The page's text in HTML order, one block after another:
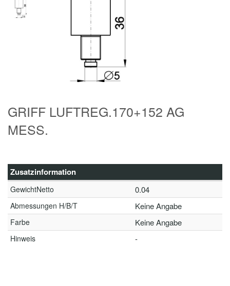
GRIFF LUFTREG.170+152 AG
MESS.
Zusatzinformation
GewichtNetto 0.04
Abmessungen H/B/T Keine Angabe
Farbe Keine Angabe
Hinweis -